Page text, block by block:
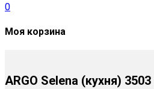
0
Моя корзина
ARGO Selena (кухня) 3503